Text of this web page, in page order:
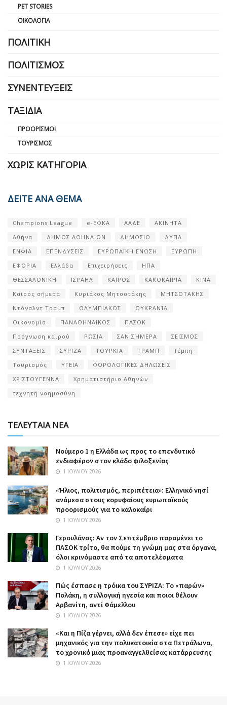
PET STORIES
ΟΙΚΟΛΟΓΊΑ
ΠΟΛΙΤΙΚΉ
ΠΟΛΙΤΙΣΜΌΣ
ΣΥΝΕΝΤΕΎΞΕΙΣ
ΤΑΞΊΔΙΑ
ΠΡΟΟΡΙΣΜΟΊ
ΤΟΥΡΙΣΜΌΣ
ΧΩΡΊΣ ΚΑΤΗΓΟΡΊΑ
ΔΕΙΤΕ ΑΝΑ ΘΕΜΑ
Champions League e-ΕΦΚΑ ΑΑΔΕ
ΑΚΙΝΗΤΑ
Αθήνα
ΔΗΜΟΣ ΑΘΗΝΑΙΩΝ ΔΗΜΟΣΙΟ
ΔΥΠΑ
ΕΝΦΙΑ
ΕΠΕΝΔΥΣΕΙΣ ΕΥΡΩΠΑΪΚΗ ΕΝΩΣΗ
ΕΥΡΩΠΗ
ΕΦΟΡΙΑ
Ελλάδα Επιχειρήσεις
ΗΠΑ
ΘΕΣΣΑΛΟΝΙΚΗ
ΙΣΡΑΗΛ ΚΑΙΡΟΣ ΚΑΚΟΚΑΙΡΙΑ
ΚΙΝΑ
Καιρός σήμερα
Κυριάκος Μητσοτάκης
ΜΗΤΣΟΤΑΚΗΣ
Ντόναλντ Τραμπ
ΟΛΥΜΠΙΑΚΟΣ
ΟΥΚΡΑΝΊΑ
Οικονομία
ΠΑΝΑΘΗΝΑΙΚΟΣ
ΠΑΣΟΚ
Πρόγνωση καιρού
ΡΩΣΙΑ ΣΑΝ ΣΉΜΕΡΑ
ΣΕΙΣΜΟΣ
ΣΥΝΤΑΞΕΙΣ
ΣΥΡΙΖΑ ΤΟΥΡΚΙΑ ΤΡΑΜΠ
Τέμπη
Τουρισμός
ΥΓΕΙΑ
ΦΟΡΟΛΟΓΙΚΕΣ ΔΗΛΩΣΕΙΣ
ΧΡΙΣΤΟΥΓΕΝΝΑ
Χρηματιστήριο Αθηνών
τεχνητή νοημοσύνη
ΤΕΛΕΥΤΑΙΑ ΝΕΑ
Nούμερο 1 η Ελλάδα ως προς το επενδυτικό
ενδιαφέρον στον κλάδο φιλοξενίας
1 ΙΟΥΛΊΟΥ 2026
«Ήλιος, πολιτισμός, περιπέτεια»: Ελληνικό νησί
ανάμεσα στους κορυφαίους ευρωπαϊκούς
προορισμούς για το καλοκαίρι
1 ΙΟΥΛΊΟΥ 2026
Γερουλάνος: Αν τον Σεπτέμβριο παραμένει το
ΠΑΣΟΚ τρίτο, θα πούμε τη γνώμη μας στα όργανα,
όλοι κρινόμαστε από τα αποτελέσματα
1 ΙΟΥΛΊΟΥ 2026
Πώς έσπασε η τρόικα του ΣΥΡΙΖΑ: Το «παρών»
Πολάκη, η συλλογική ηγεσία και ποιοι θέλουν
Αρβανίτη, αντί Φάμελλου
1 ΙΟΥΛΊΟΥ 2026
«Και η Πίζα γέρνει, αλλά δεν έπεσε» είχε πει
μηχανικός για την πολυκατοικία στα Πετράλωνα,
το χρονικό μιας προαναγγελθείσας κατάρρευσης
1 ΙΟΥΛΊΟΥ 2026